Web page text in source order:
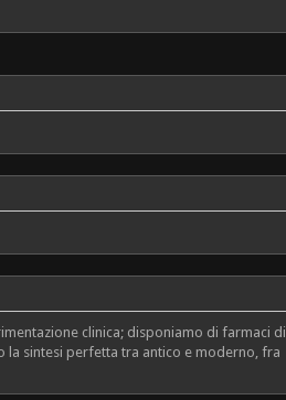
clinica; disponiamo di farmaci di
la sintesi perfetta tra antico e moderno, fra